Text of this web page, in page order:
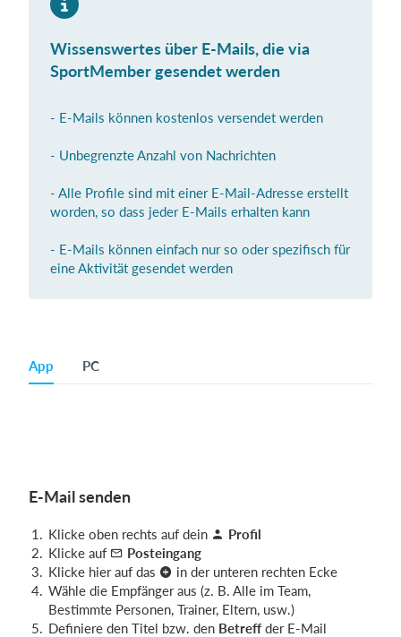
Deutsch
Einloggen
Wissenswertes über E-Mails, die via
SportMember gesendet werden
- E-Mails können kostenlos versendet werden
- Unbegrenzte Anzahl von Nachrichten
- Alle Profile sind mit einer E-Mail-Adresse erstellt
worden, so dass jeder E-Mails erhalten kann
- E-Mails können einfach nur so oder spezifisch für
eine Aktivität gesendet werden
App PC
E-Mail senden
Klicke oben rechts auf dein
Profil
Klicke auf
Posteingang
Klicke hier auf das
in der unteren rechten Ecke
Wähle die Empfänger aus (z. B. Alle im Team,
Bestimmte Personen, Trainer, Eltern, usw.)
Definiere den Titel bzw. den Betreffder E-Mail